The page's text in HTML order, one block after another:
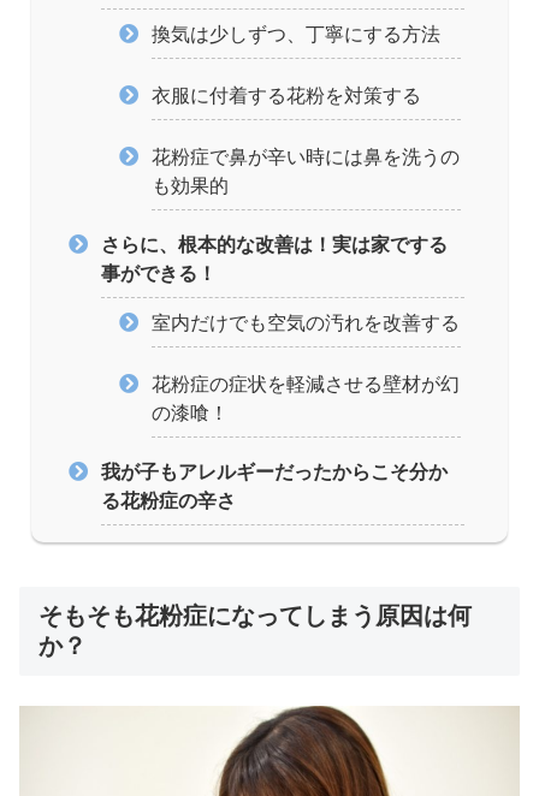
換気は少しずつ、丁寧にする方法
衣服に付着する花粉を対策する
花粉症で鼻が辛い時には鼻を洗うの
も効果的
さらに、根本的な改善は！実は家でする
事ができる！
室内だけでも空気の汚れを改善する
花粉症の症状を軽減させる壁材が幻
の漆喰！
我が子もアレルギーだったからこそ分か
る花粉症の辛さ
そもそも花粉症になってしまう原因は何
か？